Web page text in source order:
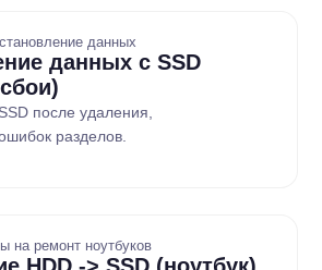
данных
данных с SSD
после удаления,
разделов.
на ремонт ноутбуков